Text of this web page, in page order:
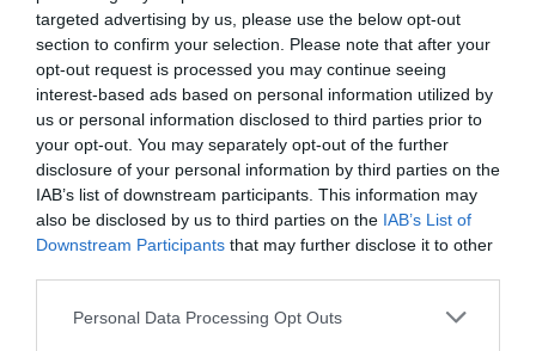
targeted advertising by us, please use the below opt-out
section to confirm your selection. Please note that after your
opt-out request is processed you may continue seeing
interest-based ads based on personal information utilized by
us or personal information disclosed to third parties prior to
your opt-out. You may separately opt-out of the further
disclosure of your personal information by third parties on the
IAB’s list of downstream participants. This information may
also be disclosed by us to third parties on the IAB’s List of
Downstream Participants that may further disclose it to other
Personal Data Processing Opt Outs
RELACIONADES